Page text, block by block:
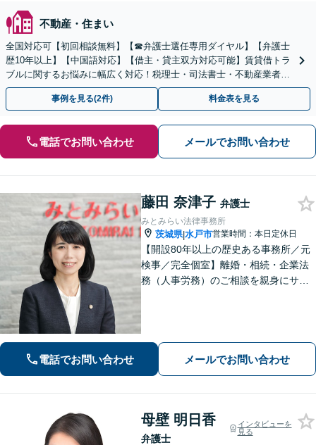
不動産・住まい
全国対応可【初回相談無料】【☎︎弁護士選任専用ダイヤル】【弁護士
歴10年以上】【中国語対応】【借主・貸主双方対応可能】賃貸借トラ
ブルに関するお悩みに幅広く対応！税理士・司法書士・不動産業者と
の連携でスムーズに解決します【新御茶ノ水駅1分】
事例を見る(2件) 料金表を見る
電話でお問い合わせ メールでお問い合わせ
藤田 奈津子 弁護士
みとみらい法律事務所
茨城県|水戸市営業時間：本日定休日
【開設80年以上の歴史ある事務所／元
検事／完全個室】離婚・相続・企業法
務（人事労務）のご相談を親身にサポ
中心とした企業法務に対応
電話でお問い合わせ メールでお問い合わせ
母壁 明日香
弁護士
インタビューを
見る